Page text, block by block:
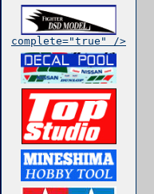
complete="true" />